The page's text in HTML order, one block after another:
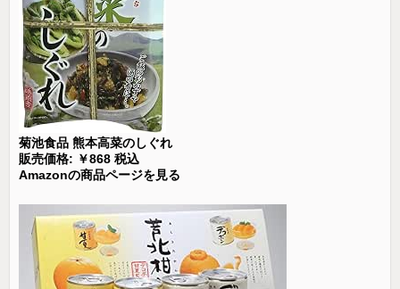
菊池食品 熊本高菜のしぐれ
販売価格: ￥868 税込
Amazonの商品ページを見る